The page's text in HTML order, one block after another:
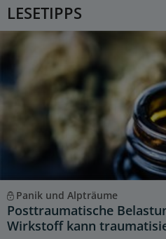
LESETIPPS
Panik und Alpträume
Posttraumatische
Wirkstoff kann